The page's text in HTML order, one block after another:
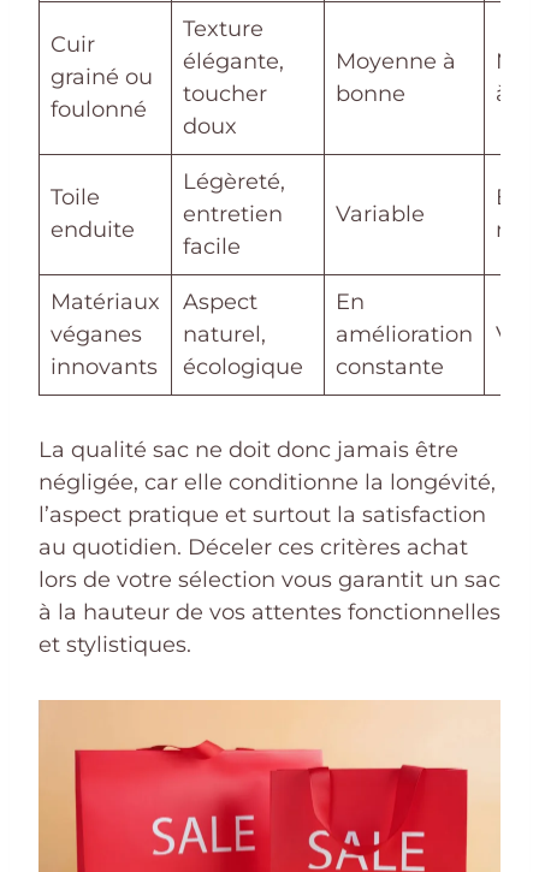
Cuir
grainé ou
foulonné
Texture
élégante,
toucher
doux
Moyenne à
bonne
à
Toile
enduite
Légèreté,
entretien
facile
Variable
Matériaux
véganes
innovants
Aspect
naturel,
écologique
En
amélioration
constante
La qualité sac ne doit donc jamais être
négligée, car elle conditionne la longévité,
l’aspect pratique et surtout la satisfaction
au quotidien. Déceler ces critères achat
lors de votre sélection vous garantit un sac
à la hauteur de vos attentes fonctionnelles
et stylistiques.